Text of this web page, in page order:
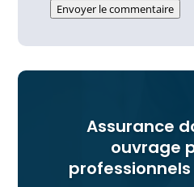
Envoyer le commentaire
Assurance
ouvrage